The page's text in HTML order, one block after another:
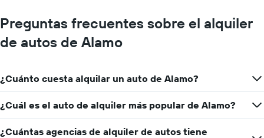
Preguntas frecuentes sobre el alquiler
de autos de Alamo
¿Cuánto cuesta alquilar un auto de Alamo?
¿Cuál es el auto de alquiler más popular de Alamo?
¿Cuántas agencias de alquiler de autos tiene